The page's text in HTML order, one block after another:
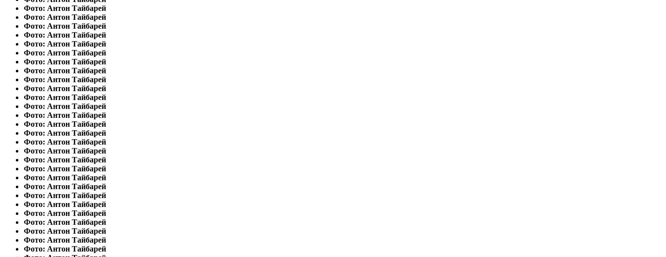
Фото: Антон Тайбарей
Фото: Антон Тайбарей
Фото: Антон Тайбарей
Фото: Антон Тайбарей
Фото: Антон Тайбарей
Фото: Антон Тайбарей
Фото: Антон Тайбарей
Фото: Антон Тайбарей
Фото: Антон Тайбарей
Фото: Антон Тайбарей
Фото: Антон Тайбарей
Фото: Антон Тайбарей
Фото: Антон Тайбарей
Фото: Антон Тайбарей
Фото: Антон Тайбарей
Фото: Антон Тайбарей
Фото: Антон Тайбарей
Фото: Антон Тайбарей
Фото: Антон Тайбарей
Фото: Антон Тайбарей
Фото: Антон Тайбарей
Фото: Антон Тайбарей
Фото: Антон Тайбарей
Фото: Антон Тайбарей
Фото: Антон Тайбарей
Фото: Антон Тайбарей
Фото: Антон Тайбарей
Фото: Антон Тайбарей